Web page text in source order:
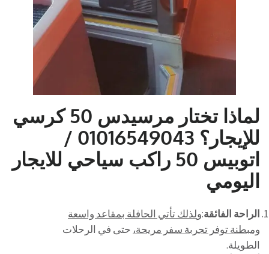
لماذا تختار مرسيدس 50 كرسي
للإيجار؟
01016549043 /
اتوبيس 50 راكب سياحي للايجار
اليومي
الراحة الفائقة:ولذلك تأتي الحافلة بمقاعد واسعة
ومبطنة توفر تجربة سفر مريحة، حتى في الرحلات
الطويلة.